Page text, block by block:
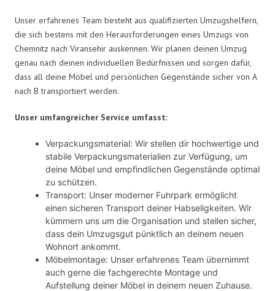
Unser erfahrenes Team besteht aus qualifizierten Umzugshelfern,
die sich bestens mit den Herausforderungen eines Umzugs von
Chemnitz nach Viransehir auskennen. Wir planen deinen Umzug
genau nach deinen individuellen Bedürfnissen und sorgen dafür,
dass all deine Möbel und persönlichen Gegenstände sicher von A
nach B transportiert werden.
Unser umfangreicher Service umfasst:
Verpackungsmaterial: Wir stellen dir hochwertige und
stabile Verpackungsmaterialien zur Verfügung, um
deine Möbel und empfindlichen Gegenstände optimal
zu schützen.
Transport: Unser moderner Fuhrpark ermöglicht
einen sicheren Transport deiner Habseligkeiten. Wir
kümmern uns um die Organisation und stellen sicher,
dass dein Umzugsgut pünktlich an deinem neuen
Wohnort ankommt.
Möbelmontage: Unser erfahrenes Team übernimmt
auch gerne die fachgerechte Montage und
Aufstellung deiner Möbel in deinem neuen Zuhause.